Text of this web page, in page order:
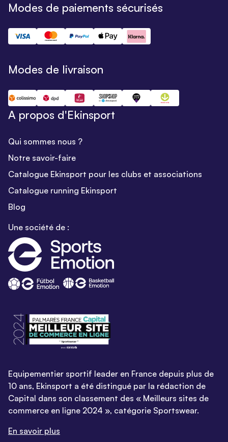
Modes de paiements sécurisés
Modes de livraison
A propos d'Ekinsport
Qui sommes nous ?
Notre savoir-faire
Catalogue Ekinsport pour les clubs et associations
Catalogue running Ekinsport
Blog
Une société de :
Equipementier sportif leader en France depuis plus de
10 ans, Ekinsport a été distingué par la rédaction de
Capital dans son classement des « Meilleurs sites de
commerce en ligne 2024 », catégorie Sportswear.
En savoir plus